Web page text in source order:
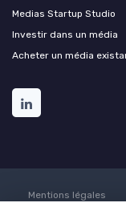
Medias Startup Studio
Investir dans un média
Acheter un média
Mentions légales